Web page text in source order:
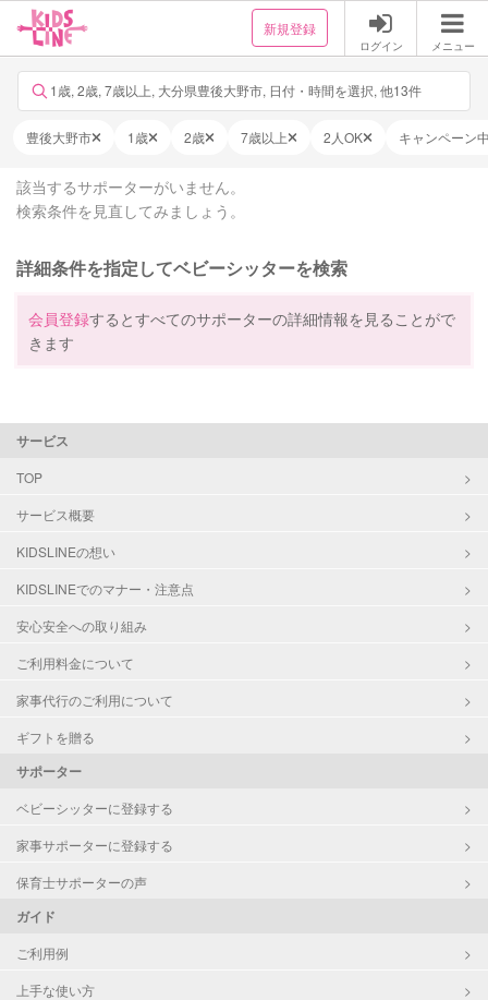
新規登録
ログイン メニュー
1歳, 2歳, 7歳以上, 大分県豊後大野市, 日付・時間を選択, 他13件
豊後大野市 1歳 2歳 7歳以上 2人OK キャンペーン
該当するサポーターがいません。
検索条件を見直してみましょう。
詳細条件を指定してベビーシッターを検索
会員登録するとすべてのサポーターの詳細情報を見ることがで
きます
サービス
TOP
サービス概要
KIDSLINEの想い
KIDSLINEでのマナー・注意点
安心安全への取り組み
ご利用料金について
家事代行のご利用について
ギフトを贈る
サポーター
ベビーシッターに登録する
家事サポーターに登録する
保育士サポーターの声
ガイド
ご利用例
上手な使い方